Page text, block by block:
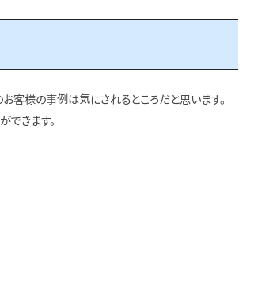
客様の事例は気にされるところだと思います。
できます。